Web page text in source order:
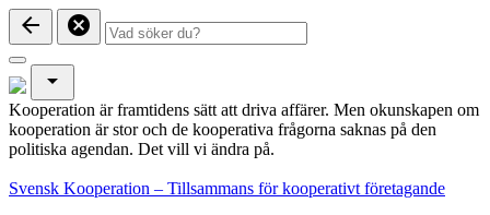
arrow_back cancel
arrow_drop_down
Kooperation är framtidens sätt att driva affärer. Men okunskapen om
kooperation är stor och de kooperativa frågorna saknas på den
politiska agendan. Det vill vi ändra på.
Svensk Kooperation – Tillsammans för kooperativt företagande